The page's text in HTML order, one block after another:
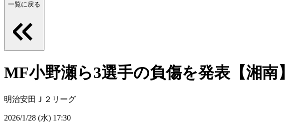
一覧に戻る
MF小野瀬ら3選手の負傷を発表【湘南】
明治安田Ｊ２リーグ
2026/1/28 (水) 17:30